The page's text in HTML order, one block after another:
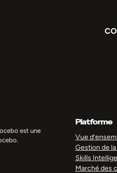
est une
Platforme
Vue
Gestion de
Skills
Marché des